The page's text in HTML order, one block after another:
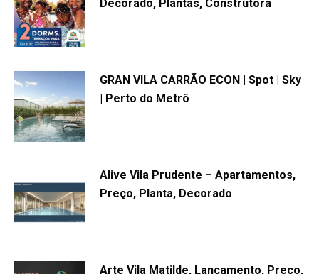
Decorado, Plantas, Construtora
GRAN VILA CARRÃO ECON | Spot | Sky
| Perto do Metrô
Alive Vila Prudente – Apartamentos,
Preço, Planta, Decorado
Arte Vila Matilde, Lançamento, Preço,